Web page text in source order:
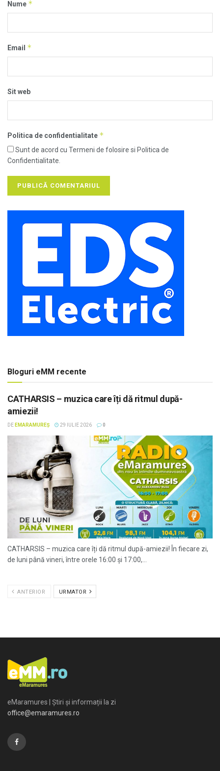
Nume *
Email *
Sit web
Politica de confidentialitate *
Sunt de acord cu Termeni de folosire si Politica de
Confidentialitate.
Bloguri eMM recente
CATHARSIS – muzica care îți dă ritmul după-
amiezii!
DE EMARAMUREȘ 29 IULIE 2026 0
CATHARSIS – muzica care îți dă ritmul după-amiezii! În fiecare zi,
de luni până vineri, între orele 16:00 și 17:00,...
ANTERIOR URMATOR
eMaramures | Știri și informații la zi
office@emaramures.ro